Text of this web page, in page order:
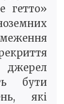
гетто»
бути
які